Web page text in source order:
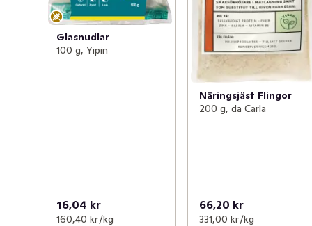
Glasnudlar
100 g, Yipin
16,04 kr
160,40 kr /kg
Näringsjäst Flingor
200 g, da Carla
66,20 kr
331,00 kr /kg